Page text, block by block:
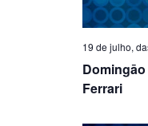
Ferrari
19 de julho,